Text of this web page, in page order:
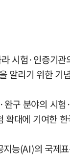
시험·인증기
알리기 위한 기
완구 분야의 시
확대에 기여한
지능(AI)의 국제